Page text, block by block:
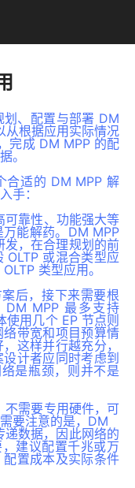
、配置与部署 DM
从根据应用实际情况
完成 DM MPP 的配
。
合适的 DM MPP 解
手：
可靠性、功能强大等
能解药。DM MPP
发，在合理规划的前
OLTP 或混合类型应
类型应用。
后，接下来需要根
MPP 最多支持
用几个 EP 节点则
带宽和项目预算情
这样并行越充分，
计者应同时考虑到
是瓶颈，则并不是
不需要专用硬件，可
要注意的是，DM
递数据，因此网络的
建议配置千兆或万
置成本及实际条件